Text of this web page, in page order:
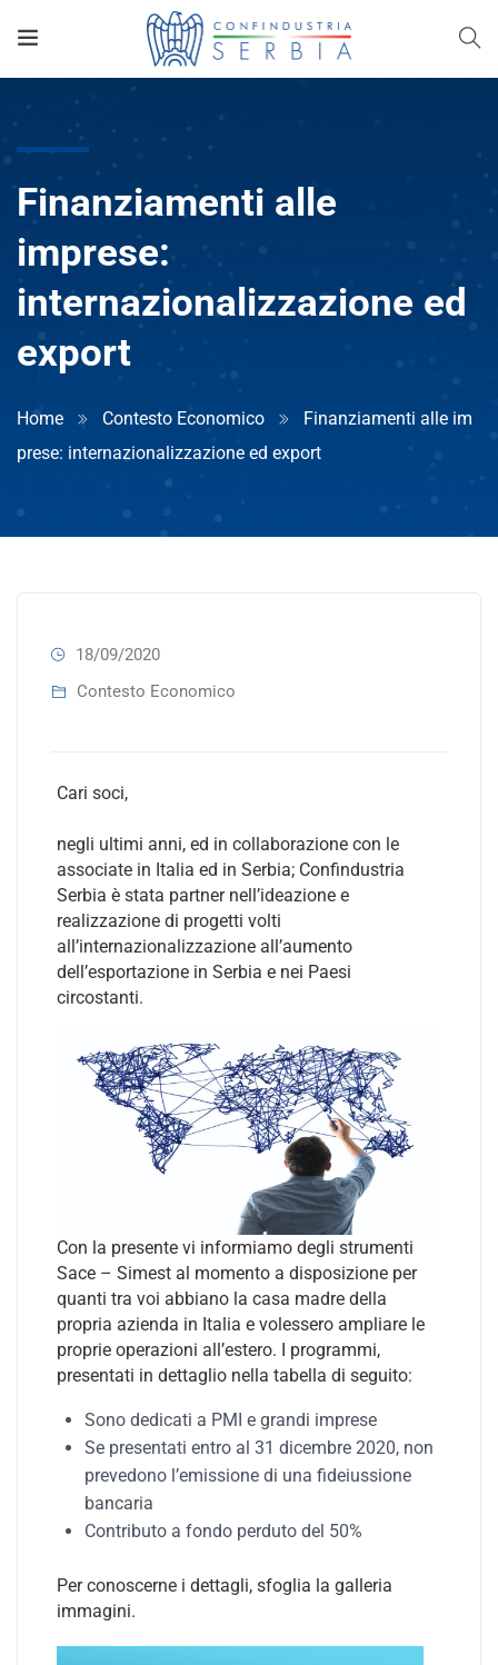
Finanziamenti alle
imprese:
internazionalizzazione ed
export
Home Contesto Economico
Finanziamenti alle im
prese: internazionalizzazione ed export
18/09/2020
Contesto Economico
Cari soci,
negli ultimi anni, ed in collaborazione con le
associate in Italia ed in Serbia; Confindustria
Serbia è stata partner nell’ideazione e
realizzazione di progetti volti
all’internazionalizzazione all’aumento
dell’esportazione in Serbia e nei Paesi
circostanti.
Con la presente vi informiamo degli strumenti
Sace – Simest al momento a disposizione per
quanti tra voi abbiano la casa madre della
propria azienda in Italia e volessero ampliare le
proprie operazioni all’estero. I programmi,
presentati in dettaglio nella tabella di seguito:
Sono dedicati a PMI e grandi imprese
Se presentati entro al 31 dicembre 2020, non
prevedono l’emissione di una fideiussione
bancaria
Contributo a fondo perduto del 50%
Per conoscerne i dettagli, sfoglia la galleria
immagini.